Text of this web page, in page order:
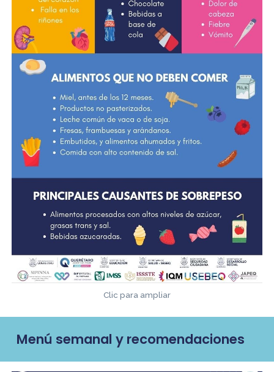
Clic para ampliar
Menú semanal y recomendaciones